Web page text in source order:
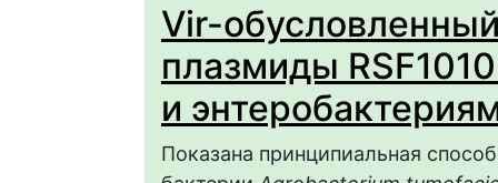
Vir-
плазмиды
и
Показана принципиальная